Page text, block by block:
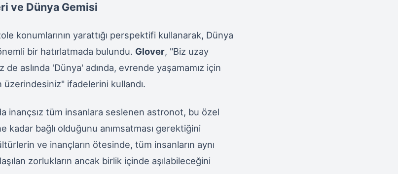
ve Dünya Gemisi
konumlarının yarattığı perspektifi kullanarak, Dünya
bir hatırlatmada bulundu. Glover, "Biz uzay
de aslında 'Dünya' adında, evrende yaşamamız için
üzerindesiniz" ifadelerini kullandı.
inançsız tüm insanlara seslenen astronot, bu özel
kadar bağlı olduğunu anımsatması gerektiğini
ve inançların ötesinde, tüm insanların aynı
zorlukların ancak birlik içinde aşılabileceğini